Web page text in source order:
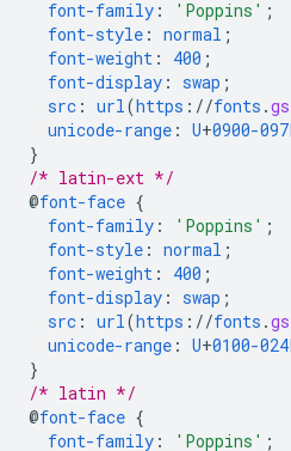
font-family : 'Poppins' ;
font-style : normal ;
font-weight : 400 ;
font-display : swap ;
src : url (https ://fonts .
unicode-range : U+0900-
}
/* latin-ext */
@font-face {
font-family : 'Poppins' ;
font-style : normal ;
font-weight : 400 ;
font-display : swap ;
src : url (https ://fonts .
unicode-range : U+0100-
}
/* latin */
@font-face {
font-family : 'Poppins' ;